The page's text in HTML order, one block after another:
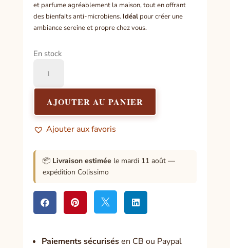
et parfume agréablement la maison, tout en offrant
des bienfaits anti-microbiens. Idéalpour créer une
ambiance sereine et propre chez vous.
En stock
Encens
Agrumes
AJOUTER AU PANIER
Ajouter aux favoris
📦 Livraison estimée le mardi 11 août —
expédition Colissimo
   
Paiements sécurisésen CB ou Paypal